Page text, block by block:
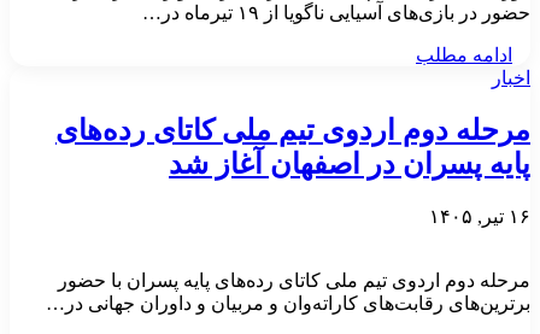
حضور در بازی‌های آسیایی ناگویا از ۱۹ تیرماه در…
ادامه مطلب
اخبار
مرحله دوم اردوی تیم ملی کاتای رده‌های
پایه پسران در اصفهان آغاز شد
۱۶ تیر, ۱۴۰۵
مرحله دوم اردوی تیم ملی کاتای رده‌های پایه پسران با حضور
برترین‌های رقابت‌های کاراته‌وان و مربیان و داوران جهانی در…